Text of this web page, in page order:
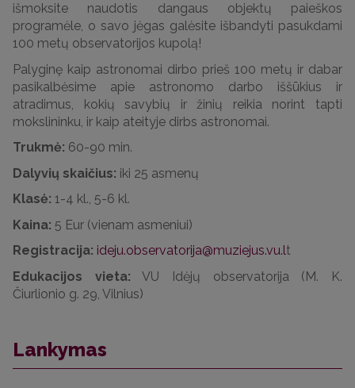
išmoksite naudotis dangaus objektų paieškos
programėle, o savo jėgas galėsite išbandyti pasukdami
100 metų observatorijos kupolą!
Palyginę kaip astronomai dirbo prieš 100 metų ir dabar
pasikalbėsime apie astronomo darbo iššūkius ir
atradimus, kokių savybių ir žinių reikia norint tapti
mokslininku, ir kaip ateityje dirbs astronomai.
Trukmė: 60-90 min.
Dalyvių skaičius: iki 25 asmenų
Klasė: 1-4 kl., 5-6 kl.
Kaina: 5 Eur (vienam asmeniui)
Registracija: ideju.observatorija@muziejus.vu.lt
Edukacijos vieta: VU Idėjų observatorija (M. K.
Čiurlionio g. 29, Vilnius)
Lankymas